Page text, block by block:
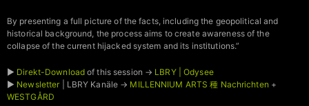
By presenting a full picture of the facts, including the geopolitical and
historical background, the process aims to create awareness of the
collapse of the current hijacked system and its institutions.”
► Direkt-Download of this session → LBRY | Odysee
► Newsletter | LBRY Kanäle → MILLENNIUM ARTS 種 Nachrichten +
WESTGÅRD